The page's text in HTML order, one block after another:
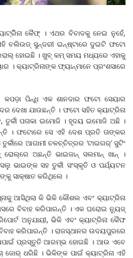
କୈଫ୍ । ଏଥର ବିବାଦକୁ ନେଇ ନୁହେଁ,
ବଲିଉଡ୍ ସୁନ୍ଦରୀ ଇନ୍‌ଷ୍ଟାରେ ଦୁଇଟି ଫଟୋ
ହୋଇଛି । ଖୁବ୍ କମ୍ ସମୟ ମଧ୍ୟରେ ଏହାକୁ
। କ୍ୟାଟ୍ରିନାଙ୍କ ଫ୍ୟାନ୍‌ମାନେ ପ୍ରଂଶସାରେ
କପଡ଼ା ପିନ୍ଧି ଏକ ଶାନଦାର ଫଟୋ ସେୟାର
ଦେଖା ଯାଉଛନ୍ତି । ଫଟୋ ସହିତ କ୍ୟାଟ୍ରିନା
ପତାକା ଇମୋଜି । ହୃଦୟ ଇମୋଜି ଅଛି ।
। ଫଟୋରେ ସେ ଏହି ଦେଶ ପ୍ରତି ତାଙ୍କର
ଆଗାମୀ ଚଳଚ୍ଚିତ୍ରର ‘ଟାଇଗର୍‌’ ସୁଟିଂ
ଅଛନ୍ତି ଭାଇଜାନ୍ ସଲମାନ୍ ଖାନ୍ ।
ଭାଇଙ୍କ ସହ ତୁର୍କୀ ସଂସ୍କୃତି ଓ ପର୍ଯ୍ୟଟନ
ସାକ୍ଷାତ କରିଥିଲେ ।
ଆସିଥିଲା କି ଭିକି କୌଶଲ ଏବଂ କ୍ୟାଟ୍ରିନା
ବିବାହ କରିପାରନ୍ତି । ଏକ ଘରୋଇ ନ୍ୟୁଜ୍
ଅନୁଯାୟୀ, ଭିକି ଏବଂ କ୍ୟାଟ୍ରିନା କୈଫ
କରିପାରନ୍ତି । ରାଜସ୍ଥାନର ଉଦୟପୁରରେ
ପ୍ରସ୍ତୁତି ଆରମ୍ଭ ହୋଇଛି । ଆଉ ଏବେ
ଜୋର୍ ଧରିଛି । ଭିକିଙ୍କ ପାଇଁ କ୍ୟାଟ୍ରିନା ଏହି